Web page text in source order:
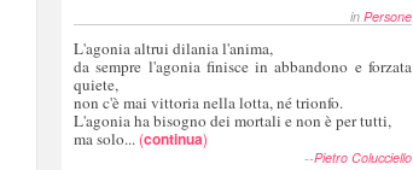
in Persone
L'agonia altrui dilania l'anima,
da sempre l'agonia finisce in abbandono e forzata
quiete,
non c'è mai vittoria nella lotta, né trionfo.
L'agonia ha bisogno dei mortali e non è per tutti,
ma solo... (continua)
--Pietro Colucciello